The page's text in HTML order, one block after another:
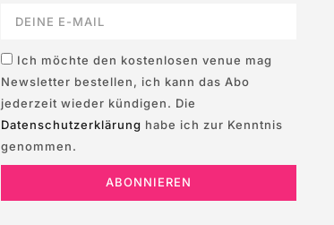
Ich möchte den kostenlosen venue mag
Newsletter bestellen, ich kann das Abo
jederzeit wieder kündigen. Die
Datenschutzerklärung habe ich zur Kenntnis
genommen.
ABONNIEREN